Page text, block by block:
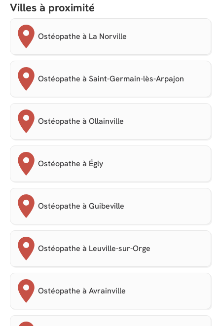
Villes à proximité
Ostéopathe à La Norville
Ostéopathe à Saint-Germain-lès-Arpajon
Ostéopathe à Ollainville
Ostéopathe à Égly
Ostéopathe à Guibeville
Ostéopathe à Leuville-sur-Orge
Ostéopathe à Avrainville